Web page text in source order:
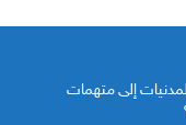
إلى متهمات